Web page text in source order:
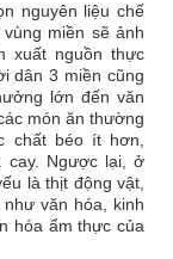
nguyên liệu chế
miền sẽ ảnh
xuất nguồn thực
dân 3 miền cũng
lớn đến văn
món ăn thường
chất béo ít hơn,
cay. Ngược lại, ở
là thịt động vật,
văn hóa, kinh
hóa ẩm thực của